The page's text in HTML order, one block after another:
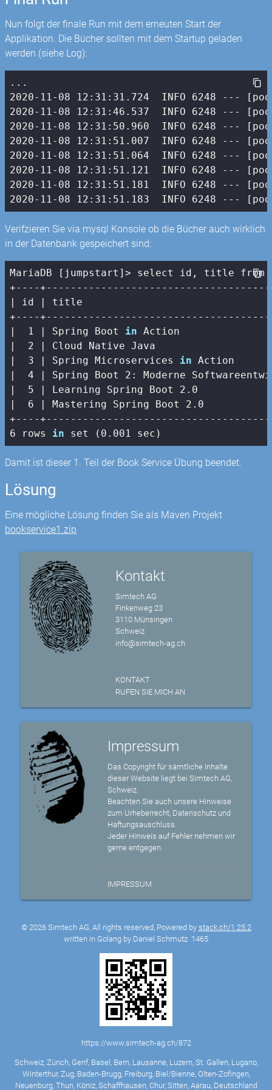
Nun folgt der finale Run mit dem erneuten Start der
Applikation. Die Bücher sollten mit dem Startup geladen
werden (siehe Log):
2020-11-08 12 : 31 : 31.724
  INFO
6248 ---
2020-11-08 12 : 31 :46.537
  INFO
6248 ---
2020-11-08 12 : 31 : 50.960
  INFO
6248 ---
2020-11-08 12 : 31 : 51.007
  INFO
6248 ---
2020-11-08 12 : 31 : 51.064
  INFO
6248 ---
2020-11-08 12 : 31 : 51.121
  INFO
6248 ---
2020-11-08 12 : 31 : 51.181
  INFO
6248 ---
2020-11-08 12 : 31 : 51.183
  INFO
6248 ---
Verifzieren Sie via mysql Konsole ob die Bücher auch wirklich
in der Datenbank gespeichert sind:
MariaDB [jumpstart]> select id, title from
| id |
+----
|
1 | Spring Boot in Action
|  2 |
Cloud
|
3 | Spring Microservices in Action
|  4 |
Spring Boot 2 : Moderne
|
5
| Learning Spring Boot 2.0
|  6 |
Mastering Spring Boot 2.0
+----
6 rows in set (0.001 sec)
Damit ist dieser 1. Teil der Book Service Übung beendet.
Lösung
Eine mögliche Lösung finden Sie als Maven Projekt
bookservice1.zip
Kontakt
Simtech AG
Finkenweg 23
3110 Münsingen
Schweiz
info@simtech-ag.ch
KONTAKT
RUFEN SIE MICH AN
Impressum
Das Copyright für sämtliche Inhalte
dieser Website liegt bei Simtech AG,
Schweiz.
Beachten Sie auch unsere Hinweise
zum Urheberrecht, Datenschutz und
Haftungsauschluss.
Jeder Hinweis auf Fehler nehmen wir
gerne entgegen.
IMPRESSUM
© 2026 Simtech AG, All rights reserved, Powered by stack.ch/1.25.2
written in Golang by Daniel Schmutz 1465
https://www.simtech-ag.ch/872
Schweiz, Zürich, Genf, Basel, Bern, Lausanne, Luzern, St. Gallen, Lugano,
Winterthur, Zug, Baden-Brugg, Freiburg, Biel/Bienne, Olten-Zofingen,
Neuenburg, Thun, Köniz, Schaffhausen, Chur, Sitten, Aarau, Deutschland